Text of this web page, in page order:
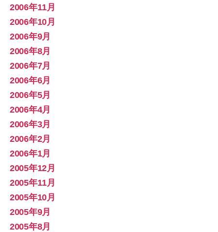
2006年11月
2006年10月
2006年9月
2006年8月
2006年7月
2006年6月
2006年5月
2006年4月
2006年3月
2006年2月
2006年1月
2005年12月
2005年11月
2005年10月
2005年9月
2005年8月